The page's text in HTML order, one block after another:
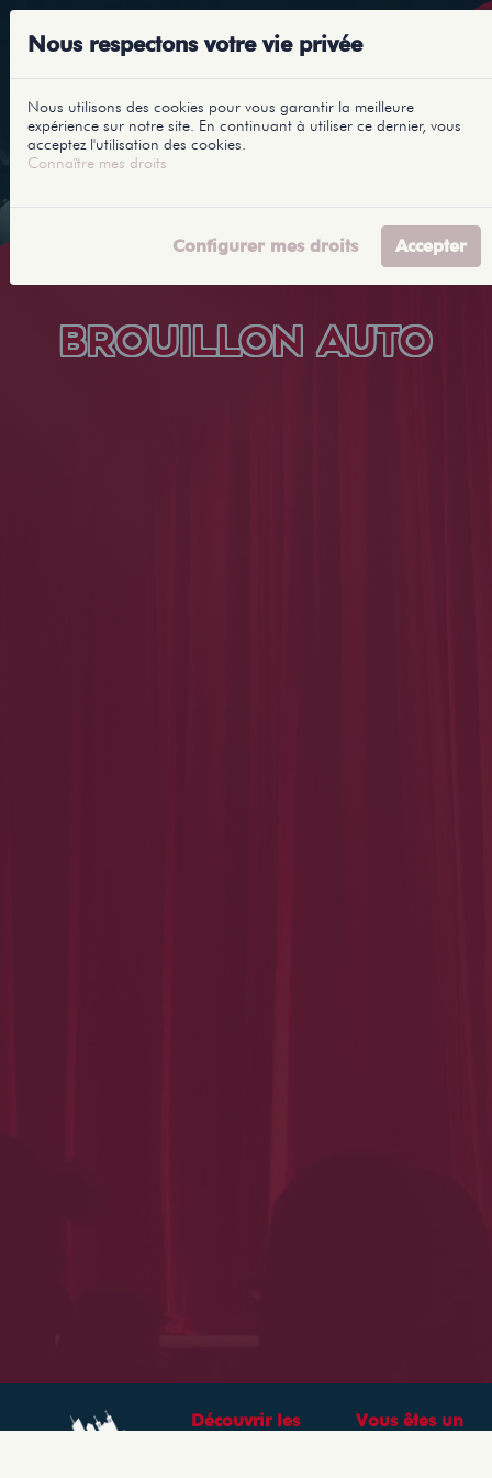
BROUILLON AUTO
Découvrir les
Vous êtes un
Nous respectons votre vie privée
Nous utilisons des cookies pour vous garantir la meilleure
expérience sur notre site. En continuant à utiliser ce dernier, vous
acceptez l'utilisation des cookies.
Connaître mes droits
Configurer mes droits Accepter